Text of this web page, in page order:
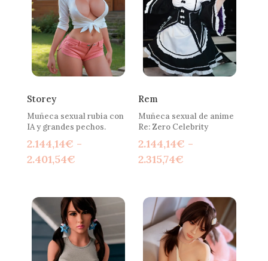
Storey
Muñeca sexual rubia con
IA y grandes pechos.
2.144,14€ -
2.401,54€Rango
desde
2.144,14€
hasta
2.401,54€
Rem
Muñeca sexual de anime
Re: Zero Celebrity
2.144,14€ -
2.315,74€
desde
2.144,14€
hasta
2.315,74€